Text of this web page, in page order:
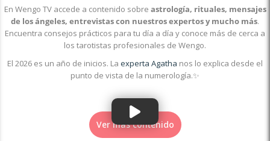
En Wengo TV accede a contenido sobre astrología, rituales, mensajes
de los ángeles, entrevistas con nuestros expertos y mucho más.
Encuentra consejos prácticos para tu día a día y conoce más de cerca a
los tarotistas profesionales de Wengo.
El 2026 es un año de inicios. La experta Agatha nos lo explica desde el
punto de vista de la numerología.✨
Ver más contenido